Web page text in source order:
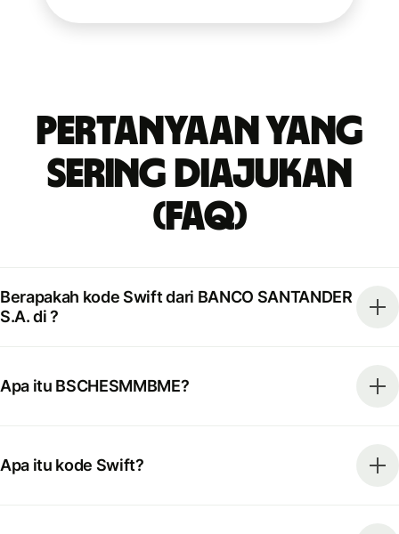
Pertanyaan yang
Sering Diajukan
(FAQ)
Berapakah kode Swift dari BANCO SANTANDER
S.A. di ?
Apa itu BSCHESMMBME?
Apa itu kode Swift?